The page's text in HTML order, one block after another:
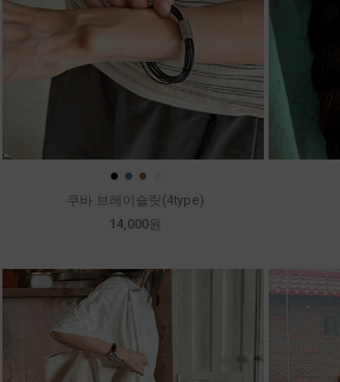
● ● ●
쿠바 브레이슬릿(4type)
14,000원